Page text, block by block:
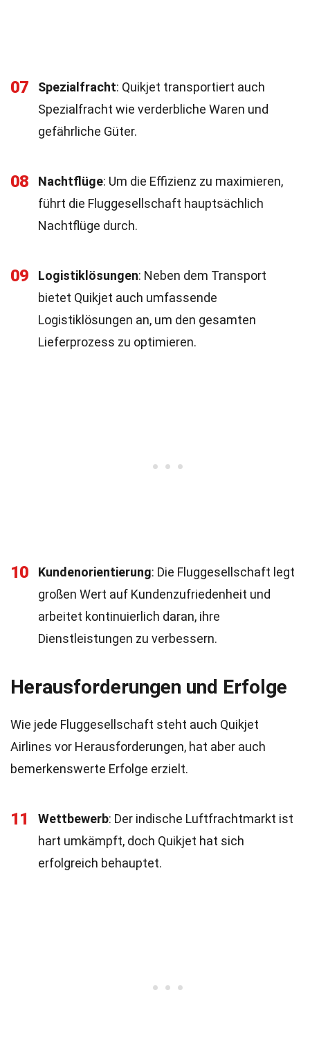
07 Spezialfracht: Quikjet transportiert auch
Spezialfracht wie verderbliche Waren und
gefährliche Güter.
08 Nachtflüge: Um die Effizienz zu maximieren,
führt die Fluggesellschaft hauptsächlich
Nachtflüge durch.
09 Logistiklösungen: Neben dem Transport
bietet Quikjet auch umfassende
Logistiklösungen an, um den gesamten
Lieferprozess zu optimieren.
10 Kundenorientierung: Die Fluggesellschaft legt
großen Wert auf Kundenzufriedenheit und
arbeitet kontinuierlich daran, ihre
Dienstleistungen zu verbessern.
Herausforderungen und Erfolge
Wie jede Fluggesellschaft steht auch Quikjet
Airlines vor Herausforderungen, hat aber auch
bemerkenswerte Erfolge erzielt.
11 Wettbewerb: Der indische Luftfrachtmarkt ist
hart umkämpft, doch Quikjet hat sich
erfolgreich behauptet.